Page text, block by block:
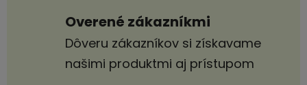
Overené zákazníkmi
Dôveru zákazníkov si získavame
našimi produktmi aj prístupom